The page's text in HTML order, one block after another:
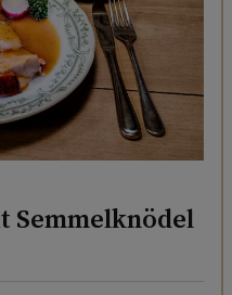
Semmelknödel